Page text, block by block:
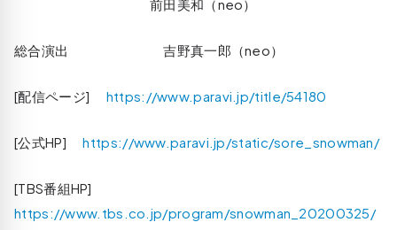
前田美和（neo）
総合演出 吉野真一郎（neo）
[配信ページ] https://www.paravi.jp/title/54180
[公式HP]https://www.paravi.jp/static/sore_snowman/
[TBS番組HP]
https://www.tbs.co.jp/program/snowman_20200325/